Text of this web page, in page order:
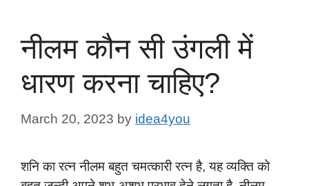
नीलम कौन सी उंगली में
धारण करना चाहिए?
March 20, 2023 by idea4you
शनि का रत्न नीलम बहुत चमत्कारी रत्न है, यह व्यक्ति को